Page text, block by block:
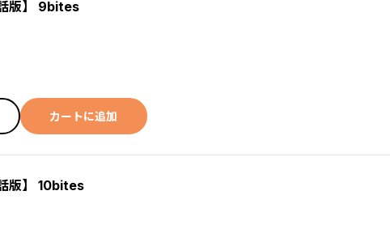
版】 9bites
カートに追加
版】 10bites